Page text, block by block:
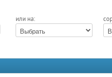
или на: